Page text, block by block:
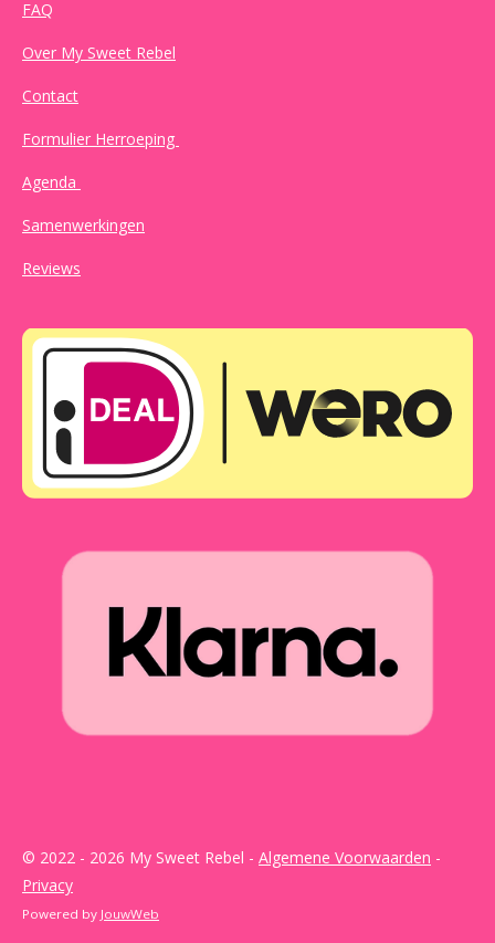
FAQ
Over My Sweet Rebel
Contact
Formulier Herroeping
Agenda
Samenwerkingen
Reviews
© 2022 - 2026 My Sweet Rebel - Algemene Voorwaarden -
Privacy
Powered by JouwWeb